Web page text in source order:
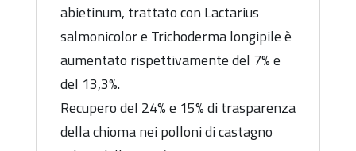
abietinum, trattato con Lactarius
salmonicolor e Trichoderma longipile è
aumentato rispettivamente del 7% e
del 13,3%.
Recupero del 24% e 15% di trasparenza
della chioma nei polloni di castagno